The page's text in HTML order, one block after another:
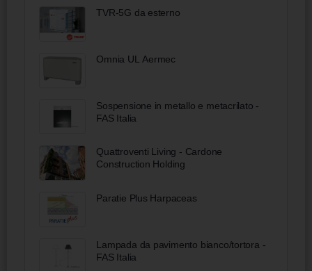
TVR-5G da esterno
Omnia UL Aermec
Sospensione in metallo e metacrilato -
FAS Italia
Quattroventi Living - Cardone
Construction Holding
Paratie Plus Harpaceas
Lampada da pavimento bianco/tortora -
FAS Italia